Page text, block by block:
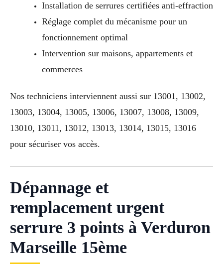
Installation de serrures certifiées anti-effraction
Réglage complet du mécanisme pour un
fonctionnement optimal
Intervention sur maisons, appartements et
commerces
Nos techniciens interviennent aussi sur 13001, 13002,
13003, 13004, 13005, 13006, 13007, 13008, 13009,
13010, 13011, 13012, 13013, 13014, 13015, 13016
pour sécuriser vos accès.
Dépannage et
remplacement urgent
serrure 3 points à Verduron
Marseille 15ème